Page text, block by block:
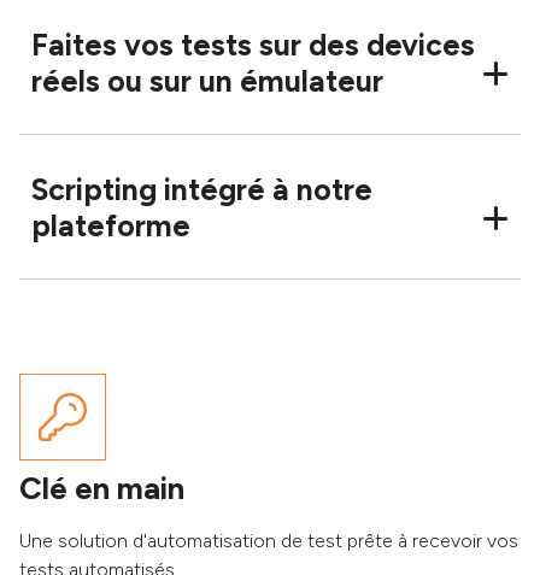
Faites vos tests sur des devices
réels ou sur un émulateur
Scripting intégré à notre
plateforme
Clé en main
Une solution d'automatisation de test prête à recevoir vos
tests automatisés.